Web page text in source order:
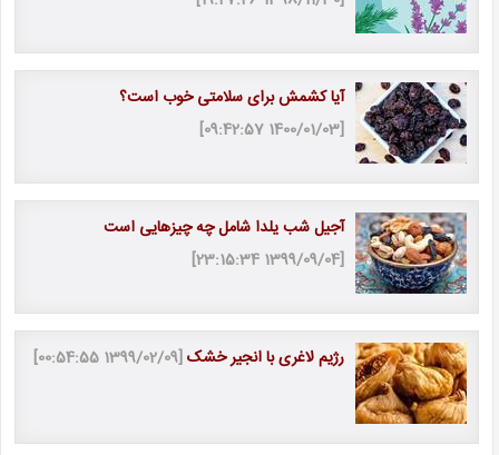
آیا کشمش برای سلامتی خوب است؟
[1400/01/03 09:42:57]
آجیل شب یلدا شامل چه چیزهایی است
[1399/09/04 23:15:34]
رژیم لاغری با انجیر خشک[1399/02/09 00:54:55]